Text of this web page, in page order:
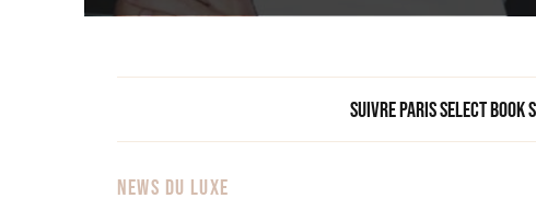
Suivre Paris Select Book
NEWS DU LUXE